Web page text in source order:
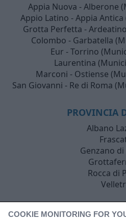
Appia Nuova - Alberone
Appio Latino - Appia
Grotta Perfetta -
Colombo - Garbatella
Eur - Torrino
Laurentina
Marconi - Ostiense
San Giovanni - Re di Roma
PROVINCIA
Albano
Genzano di
Rocca di
COOKIE MONITORING FOR